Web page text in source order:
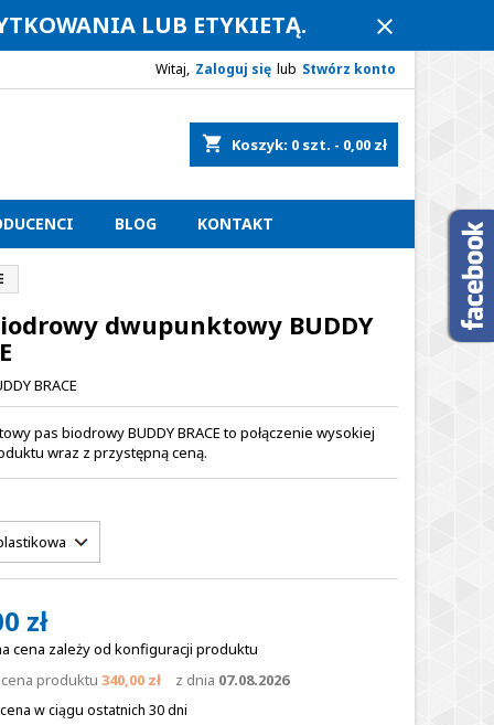
LUB ETYKIETĄ. close
Witaj, Zaloguj się lub Stwórz konto
shopping_cart Koszyk: 0 szt. - 0,00 zł
BLOG KONTAKT
dwupunktowy BUDDY
BRACE
pas biodrowy BUDDY BRACE to połączenie wysokiej
wraz z przystępną ceną.
zł
cena zależy od konfiguracji produktu
produktu 340,00 zł z dnia 07.08.2026
w ciągu ostatnich 30 dni